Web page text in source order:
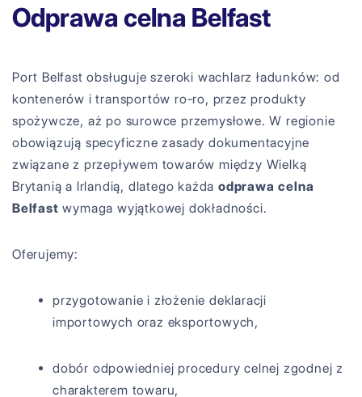
Odprawa celna Belfast
Port Belfast obsługuje szeroki wachlarz ładunków: od
kontenerów i transportów ro-ro, przez produkty
spożywcze, aż po surowce przemysłowe. W regionie
obowiązują specyficzne zasady dokumentacyjne
związane z przepływem towarów między Wielką
Brytanią a Irlandią, dlatego każdaodprawa celna
Belfast wymaga wyjątkowej dokładności.
Oferujemy:
przygotowanie i złożenie deklaracji
importowych oraz eksportowych,
dobór odpowiedniej procedury celnej zgodnej z
charakterem towaru,